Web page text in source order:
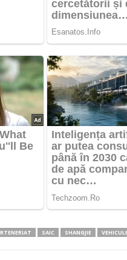
SAIC SHANGJIE